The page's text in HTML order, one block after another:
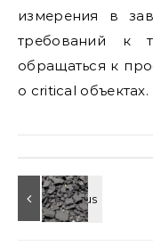
измерения в
требований к
обращаться к
о critical объектах.